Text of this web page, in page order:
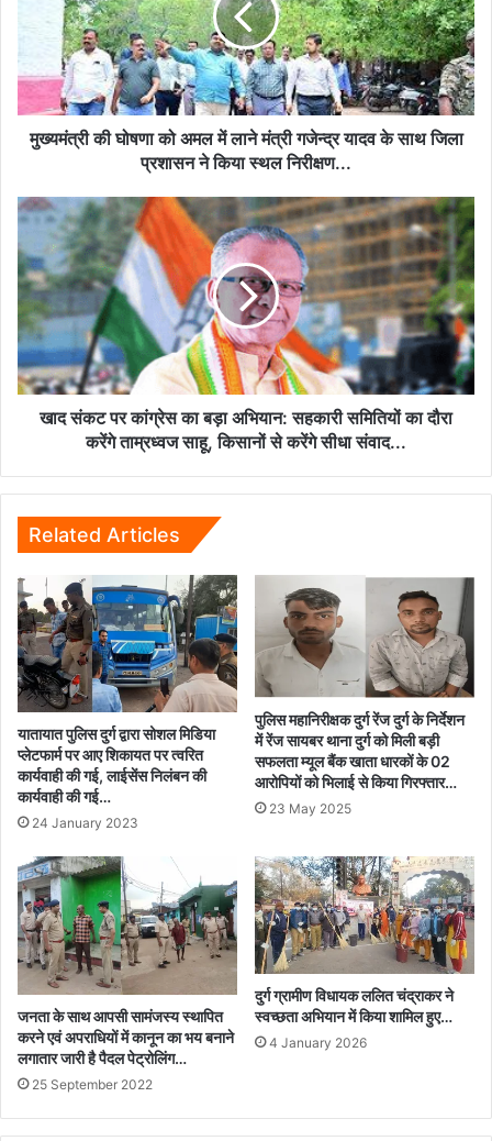
लाने
मंत्री
गजेन्द्र
यादव
जिला
प्रशासन
ने
किया
स्थल
निरीक्षण...
मुख्यमंत्री की घोषणा को अमल में लाने मंत्री गजेन्द्र यादव के साथ जिला
प्रशासन ने किया स्थल निरीक्षण...
खाद
संकट
पर
कांग्रेस
का
बड़ा
अभियान:
सहकारी
समितियों
ताम्रध्वज
किसानों
से
करेंगे
सीधा
संवाद...
खाद संकट पर कांग्रेस का बड़ा अभियान: सहकारी समितियों का दौरा
करेंगे ताम्रध्वज साहू, किसानों से करेंगे सीधा संवाद...
Related Articles
यातायात पुलिस दुर्ग द्वारा सोशल मिडिया
प्लेटफार्म पर आए शिकायत पर त्वरित
कार्यवाही की गई, लाईसेंस निलंबन की
कार्यवाही की गई…
24 January 2023
पुलिस महानिरीक्षक दुर्ग रेंज दुर्ग के निर्देशन
में रेंज सायबर थाना दुर्ग को मिली बड़ी
सफलता म्यूल बैंक खाता धारकों के 02
आरोपियों को भिलाई से किया गिरफ्तार…
23 May 2025
जनता के साथ आपसी सामंजस्य स्थापित
करने एवं अपराधियों में कानून का भय बनाने
लगातार जारी है पैदल पेट्रोलिंग…
25 September 2022
दुर्ग ग्रामीण विधायक ललित चंद्राकर ने
स्वच्छता अभियान में किया शामिल हुए…
4 January 2026